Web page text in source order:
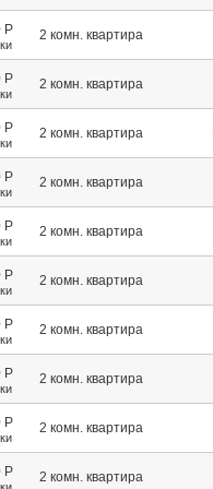
Р 2 комн. квартира
Р 2 комн. квартира
Р 2 комн. квартира
Р 2 комн. квартира
Р 2 комн. квартира
Р 2 комн. квартира
Р 2 комн. квартира
Р 2 комн. квартира
Р 2 комн. квартира
Р 2 комн. квартира